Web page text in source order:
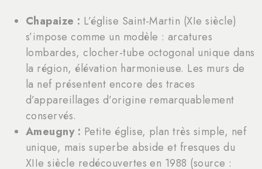
Chapaize : L’église Saint-Martin (XIe siècle)
s’impose comme un modèle : arcatures
lombardes, clocher-tube octogonal unique dans
la région, élévation harmonieuse. Les murs de
la nef présentent encore des traces
d’appareillages d’origine remarquablement
conservés.
Ameugny : Petite église, plan très simple, nef
unique, mais superbe abside et fresques du
XIIe siècle redécouvertes en 1988 (source :